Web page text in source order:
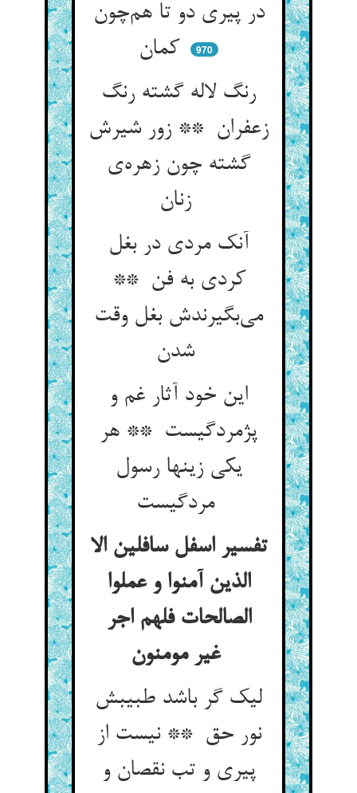
در پیری دو تا هم‌چون
970
رنگ لاله گشته رنگ
زعفران ** زور شیرش
گشته چون زهره‌ی
آنک مردی در بغل
کردی به فن **
می‌بگیرندش بغل وقت
شدن
این خود آثار غم و
پژمردگیست ** هر
یکی زینها رسول
مردگیست
تفسیر اسفل سافلین الا
الذین آمنوا و عملوا
الصالحات فلهم اجر
غیر مومنون
لیک گر باشد طبیبش
نور حق ** نیست از
پیری و تب نقصان و